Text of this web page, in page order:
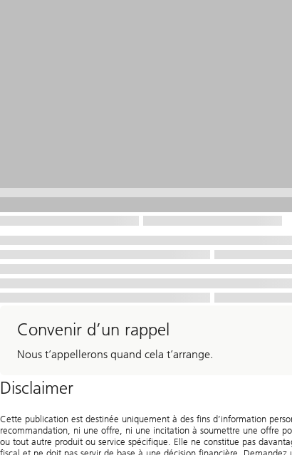
Convenir d’un rappel
Nous t’appellerons quand cela t’arrange.
Disclaimer
Cette publication est destinée uniquement à des fins d’information
recommandation, ni une offre, ni une incitation à soumettre une offre
ou tout autre produit ou service spécifique. Elle ne constitue pas